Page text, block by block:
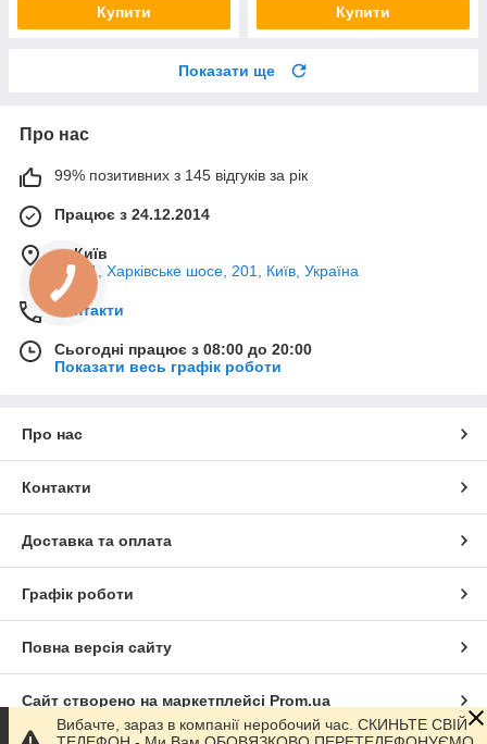
Купити Купити
Показати ще
Про нас
99% позитивних з 145 відгуків за рік
Працює з 24.12.2014
м. Київ
02121, Харківське шосе, 201, Київ, Україна
Контакти
Сьогодні працює з 08:00 до 20:00
Показати весь графік роботи
Про нас
Контакти
Доставка та оплата
Графік роботи
Повна версія сайту
Сайт створено на маркетплейсі Prom.ua
Вибачте, зараз в компанії неробочий час. СКИНЬТЕ СВІЙ